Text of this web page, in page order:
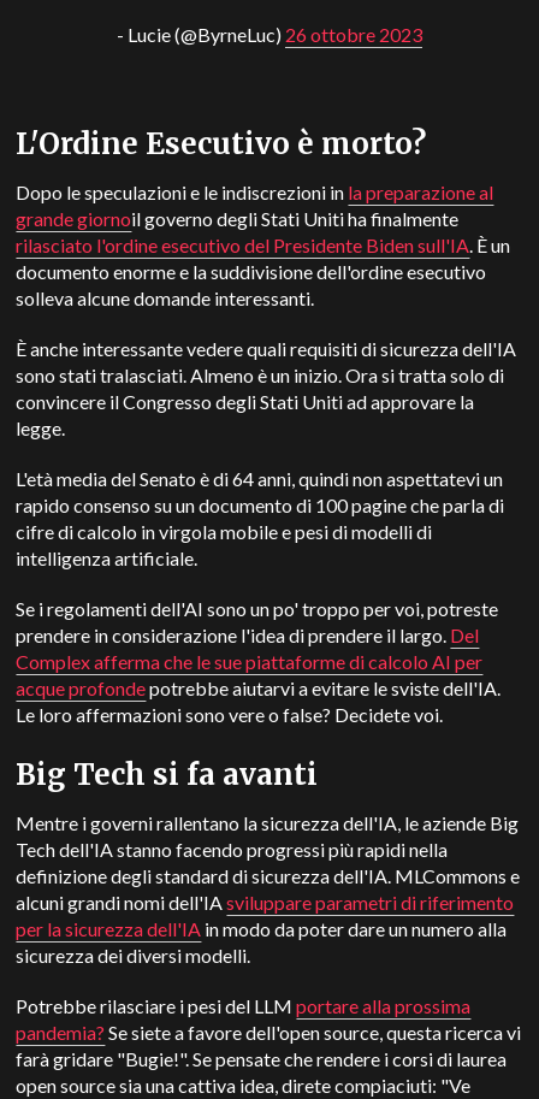
- Lucie (@ByrneLuc) 26 ottobre 2023
L'Ordine Esecutivo è morto?
Dopo le speculazioni e le indiscrezioni in la preparazione al
grande giornoil governo degli Stati Uniti ha finalmente
rilasciato l'ordine esecutivo del Presidente Biden sull'IA. È un
documento enorme e la suddivisione dell'ordine esecutivo
solleva alcune domande interessanti.
È anche interessante vedere quali requisiti di sicurezza dell'IA
sono stati tralasciati. Almeno è un inizio. Ora si tratta solo di
convincere il Congresso degli Stati Uniti ad approvare la
legge.
L'età media del Senato è di 64 anni, quindi non aspettatevi un
rapido consenso su un documento di 100 pagine che parla di
cifre di calcolo in virgola mobile e pesi di modelli di
intelligenza artificiale.
Se i regolamenti dell'AI sono un po' troppo per voi, potreste
prendere in considerazione l'idea di prendere il largo. Del
Complex afferma che le sue piattaforme di calcolo AI per
acque profondepotrebbe aiutarvi a evitare le sviste dell'IA.
Le loro affermazioni sono vere o false? Decidete voi.
Big Tech si fa avanti
Mentre i governi rallentano la sicurezza dell'IA, le aziende Big
Tech dell'IA stanno facendo progressi più rapidi nella
definizione degli standard di sicurezza dell'IA. MLCommons e
alcuni grandi nomi dell'IAsviluppare parametri di riferimento
per la sicurezza dell'IA in modo da poter dare un numero alla
sicurezza dei diversi modelli.
Potrebbe rilasciare i pesi del LLMportare alla prossima
pandemia? Se siete a favore dell'open source, questa ricerca vi
farà gridare "Bugie!". Se pensate che rendere i corsi di laurea
open source sia una cattiva idea, direte compiaciuti: "Ve